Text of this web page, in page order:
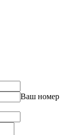
Ваш номер